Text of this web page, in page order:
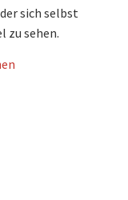
sich selbst
zu sehen.